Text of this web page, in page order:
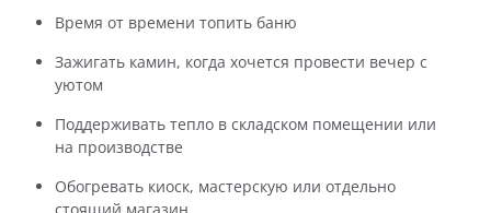
Время от времени топить баню
Зажигать камин, когда хочется провести вечер с
уютом
Поддерживать тепло в складском помещении или
на производстве
Обогревать киоск, мастерскую или отдельно